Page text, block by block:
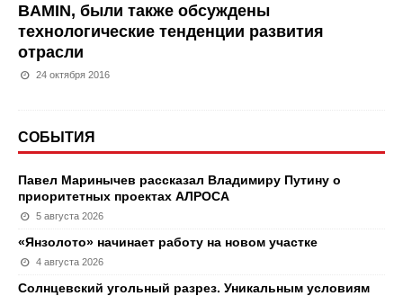
BAMIN, были также обсуждены
технологические тенденции развития
отрасли
24 октября 2016
СОБЫТИЯ
Павел Маринычев рассказал Владимиру Путину о
приоритетных проектах АЛРОСА
5 августа 2026
«Янзолото» начинает работу на новом участке
4 августа 2026
Солнцевский угольный разрез. Уникальным условиям